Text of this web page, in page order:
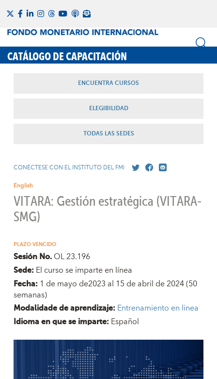
CATÁLOGO DE CAPACITACIÓN
ENCUENTRA CURSOS
ELEGIBILIDAD
TODAS LAS SEDES
CONÉCTESE CON EL INSTITUTO DEL FMI
English
VITARA: Gestión estratégica (VITARA-
SMG)
PLAZO VENCIDO
Sesión No. OL 23.196
Sede: El curso se imparte en línea
Fecha: 1 de mayo de2023 al 15 de abril de 2024(50
semanas)
Modalidade de aprendizaje: Entrenamiento en linea
Idioma en que se imparte: Español